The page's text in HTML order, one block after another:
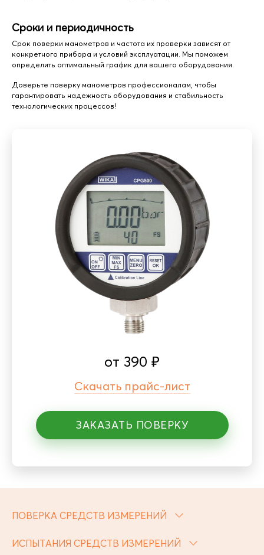
Сроки и периодичность
Срок поверки манометров и частота их проверки зависят от
конкретного прибора и условий эксплуатации. Мы поможем
определить оптимальный график для вашего оборудования.
Доверьте поверку манометров профессионалам, чтобы
гарантировать надежность оборудования и стабильность
технологических процессов!
от 390 ₽
Скачать прайс-лист
ЗАКАЗАТЬ ПОВЕРКУ
ПОВЕРКА СРЕДСТВ ИЗМЕРЕНИЙ
ИСПЫТАНИЯ СРЕДСТВ ИЗМЕРЕНИЙ